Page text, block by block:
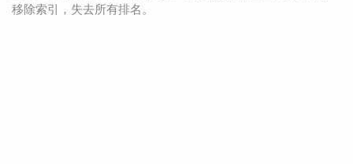
移除索引，失去所有排名。